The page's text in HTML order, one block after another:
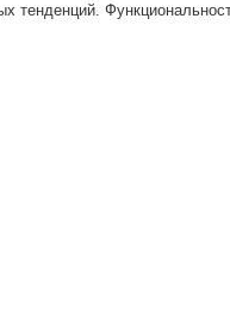
тенденций.